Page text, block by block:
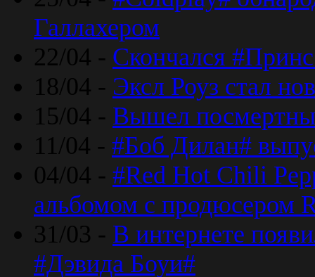
Галлахером
22/04 - Скончался
18/04 - Эксл Роуз стал
15/04 - Вышел
11/04 - #Боб Дилан#
04/04 - #Red Hot Chili
альбомом с продюсером
31/03 - В интернете
#Дэвида Боуи#